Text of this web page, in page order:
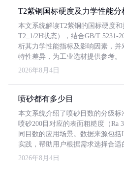
T2紫铜国标硬度及力学性能分
本文系统解读T2紫铜的国标硬度
T2_1/2H状态），结合GB/T 5231-
析其力学性能指标及影响因素，并
特性差异，为工业选材提供参考。
2026年8月4日
喷砂都有多少目
本文系统介绍了喷砂目数的分级标
喷砂200目对应的表面粗糙度（Ra
同目数的应用场景。数据来源包括
实践，帮助用户根据需求选择合适
2026年8月4日